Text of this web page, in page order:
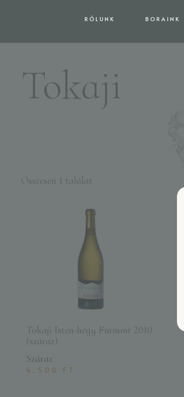
RÓLUNK BORAINK
Tokaji
Összesen 1 találat
Tokaji Isten-hegy Furmint 2010
(száraz)
Száraz
4.500 FT